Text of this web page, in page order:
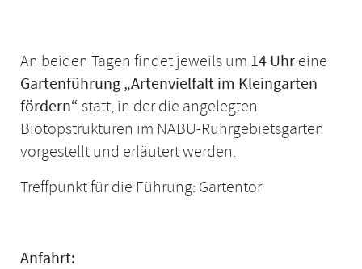
An beiden Tagen findet jeweils um 14 Uhr eine
Gartenführung „Artenvielfalt im Kleingarten
fördern“ statt, in der die angelegten
Biotopstrukturen im NABU-Ruhrgebietsgarten
vorgestellt und erläutert werden.
Treffpunkt für die Führung: Gartentor
Anfahrt: